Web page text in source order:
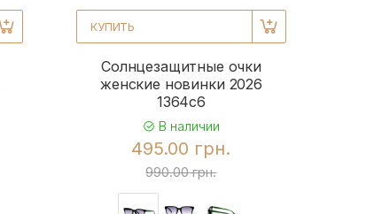
КУПИТЬ
Солнцезащитные очки
женские новинки 2026
1364c6
В наличии
495.00 грн.
990.00 грн.